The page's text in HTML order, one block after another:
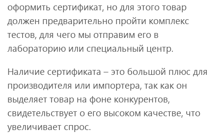
оформить сертификат, но для этого товар
должен предварительно пройти комплекс
тестов, для чего мы отправим его в
лабораторию или специальный центр.
Наличие сертификата – это большой плюс для
производителя или импортера, так как он
выделяет товар на фоне конкурентов,
свидетельствует о его высоком качестве, что
увеличивает спрос.